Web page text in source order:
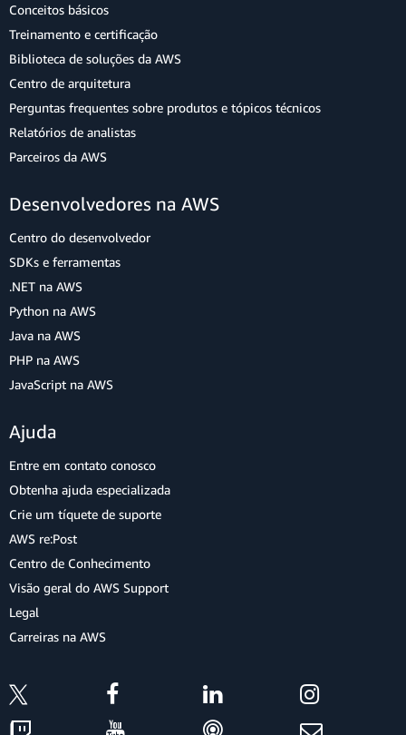
Conceitos básicos
Treinamento e certificação
Biblioteca de soluções da AWS
Centro de arquitetura
Perguntas frequentes sobre produtos e tópicos técnicos
Relatórios de analistas
Parceiros da AWS
Desenvolvedores na AWS
Centro do desenvolvedor
SDKs e ferramentas
.NET na AWS
Python na AWS
Java na AWS
PHP na AWS
JavaScript na AWS
Ajuda
Entre em contato conosco
Obtenha ajuda especializada
Crie um tíquete de suporte
AWS re:Post
Centro de Conhecimento
Visão geral do AWS Support
Legal
Carreiras na AWS